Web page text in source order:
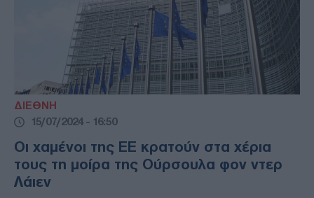
ΔΙΕΘΝΗ
15/07/2024 - 16:50
Οι χαμένοι της ΕΕ κρατούν στα χέρια
τους τη μοίρα της Ούρσουλα φον ντερ
Λάιεν